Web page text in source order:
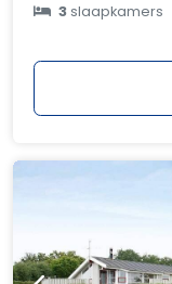
3slaapkamers